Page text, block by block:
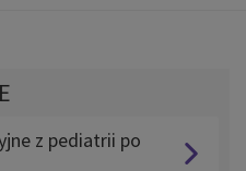
z pediatrii po